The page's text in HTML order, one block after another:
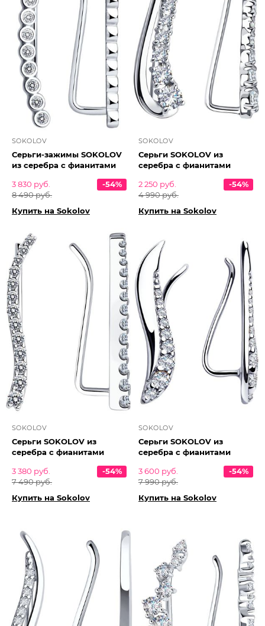
SOKOLOV
Серьги-зажимы SOKOLOV
из серебра с фианитами
3 830 руб.
8 490 руб.
-54%
Купить на Sokolov
SOKOLOV
Серьги SOKOLOV из
серебра с фианитами
2 250 руб.
4 990 руб.
-54%
Купить на Sokolov
SOKOLOV
Серьги SOKOLOV из
серебра с фианитами
3 380 руб.
7 490 руб.
-54%
Купить на Sokolov
SOKOLOV
Серьги SOKOLOV из
серебра с фианитами
3 600 руб.
7 990 руб.
-54%
Купить на Sokolov